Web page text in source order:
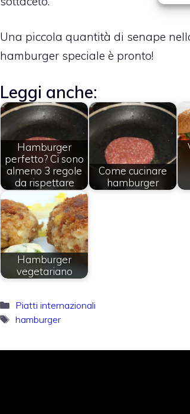
Una piccola quantità di senape
hamburger speciale è pronto!
Leggi anche:
Hamburger
perfetto? Ci sono
almeno 3 regole
da rispettare
Come cucinare
hamburger
Hamburger
vegetariano
Categorie
Piatti internazionali
Tag
hamburger